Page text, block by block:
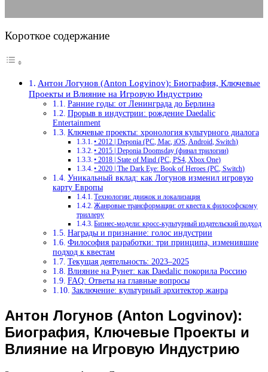
Короткое содержание
Антон Логунов (Anton Logvinov): Биография, Ключевые
Проекты и Влияние на Игровую Индустрию
Ранние годы: от Ленинграда до Берлина
Прорыв в индустрии: рождение Daedalic
Entertainment
Ключевые проекты: хронология культурного диалога
• 2012 | Deponia (PC, Mac, iOS, Android, Switch)
• 2015 | Deponia Doomsday (финал трилогии)
• 2018 | State of Mind (PC, PS4, Xbox One)
• 2020 | The Dark Eye: Book of Heroes (PC, Switch)
Уникальный вклад: как Логунов изменил игровую
карту Европы
Технологии: движок и локализация
Жанровые трансформации: от квеста к философскому
триллеру
Бизнес-модели: кросс-культурный издательский подход
Награды и признание: голос индустрии
Философия разработки: три принципа, изменившие
подход к квестам
Текущая деятельность: 2023–2025
Влияние на Рунет: как Daedalic покорила Россию
FAQ: Ответы на главные вопросы
Заключение: культурный архитектор жанра
Антон Логунов (Anton Logvinov):
Биография, Ключевые Проекты и
Влияние на Игровую Индустрию